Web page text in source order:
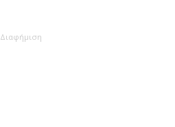
Διαφήμιση